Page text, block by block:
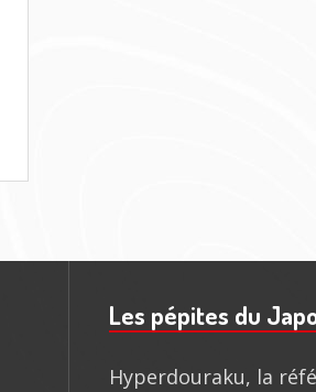
Les pépites du
Hyperdouraku, la